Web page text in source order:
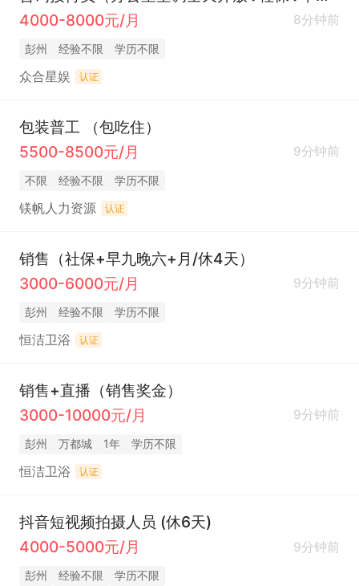
4000-8000元/月
8分钟前
彭州 经验不限 学历不限
众合星娱 认证
包装普工 （包吃住）
5500-8500元/月
9分钟前
不限 经验不限 学历不限
镁帆人力资源 认证
销售（社保+早九晚六+月/休4天）
3000-6000元/月
9分钟前
彭州 经验不限 学历不限
恒洁卫浴 认证
销售+直播（销售奖金）
3000-10000元/月
9分钟前
彭州 万都城 1年 学历不限
恒洁卫浴 认证
抖音短视频拍摄人员 (休6天)
4000-5000元/月
9分钟前
彭州 经验不限 学历不限